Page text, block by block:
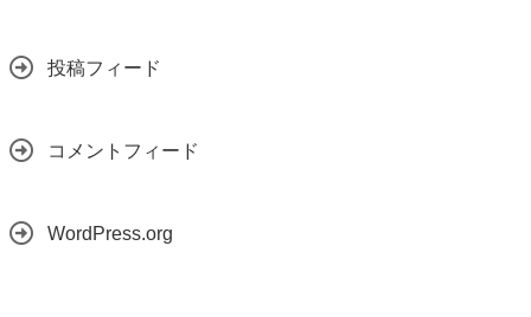
投稿フィード
コメントフィード
WordPress.org